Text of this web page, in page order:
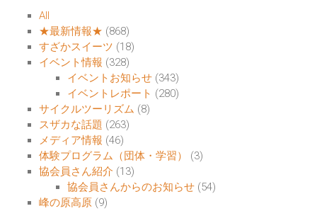
All
★最新情報★ (868)
すざかスイーツ (18)
イベント情報 (328)
イベントお知らせ (343)
イベントレポート (280)
サイクルツーリズム (8)
スザカな話題 (263)
メディア情報 (46)
体験プログラム（団体・学習）
(3)
協会員さん紹介 (13)
協会員さんからのお知らせ (54)
峰の原高原 (9)